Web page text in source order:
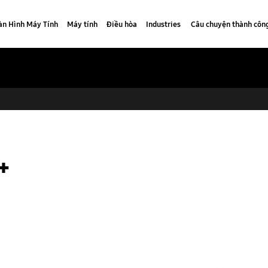
Hình Máy Tính Máy tính Điều hòa Industries Câu chuyện thành